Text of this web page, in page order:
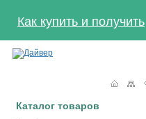
Как купить и получить
Каталог товаров